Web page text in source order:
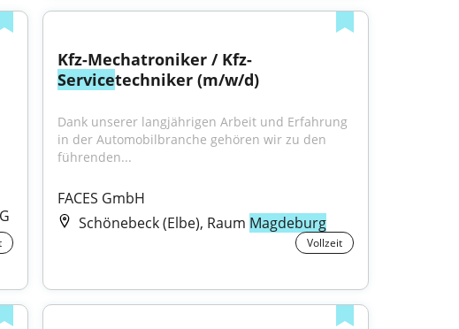
Kfz-Mechatroniker / Kfz-
Servicetechniker (m/w/d)
Dank unserer langjährigen Arbeit und Erfahrung
in der Automobilbranche gehören wir zu den
führenden...
FACES GmbH
Schönebeck (Elbe), Raum Magdeburg
Vollzeit